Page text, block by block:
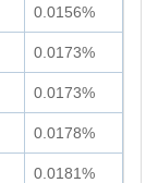
0.0156%
0.0173%
0.0173%
0.0178%
0.0181%